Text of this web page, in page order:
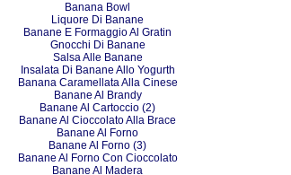
Banana Bowl
Liquore Di Banane
Banane E Formaggio Al Gratin
Gnocchi Di Banane
Salsa Alle Banane
Insalata Di Banane Allo Yogurth
Banana Caramellata Alla Cinese
Banane Al Brandy
Banane Al Cartoccio (2)
Banane Al Cioccolato Alla Brace
Banane Al Forno
Banane Al Forno (3)
Banane Al Forno Con Cioccolato
Banane Al Madera